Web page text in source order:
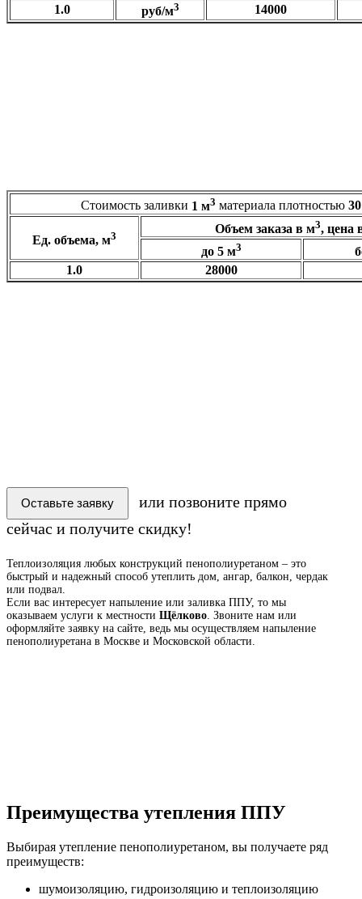
1.0 руб/м3
14000
Стоимость заливки 1 м3 материала плотностью
Ед. объема, м3
Объем заказа в м3, цена
до 5 м3
1.0
28000
Оставьте заявку
или позвоните прямо
сейчас и получите скидку!
Теплоизоляция любых конструкций пенополиуретаном – это
быстрый и надежный способ утеплить дом, ангар, балкон, чердак
или подвал.
Если вас интересует напыление или заливка ППУ, то мы
оказываем услуги к местности Щёлково . Звоните нам или
оформляйте заявку на сайте, ведь мы осуществляем напыление
пенополиуретана в Москве и Московской области.
Преимущества утепления ППУ
Выбирая утепление пенополиуретаном, вы получаете ряд
преимуществ:
шумоизоляцию, гидроизоляцию и теплоизоляцию